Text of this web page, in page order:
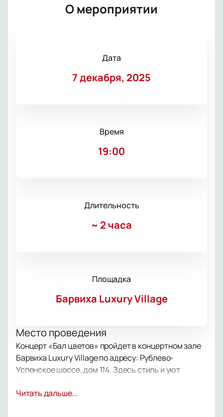
О мероприятии
Дата
7 декабря, 2025
Время
19:00
Длительность
~ 2 часа
Площадка
Барвиха Luxury Village
Место проведения
Концерт «Бал цветов» пройдет в концертном зале
Барвиха Luxury Village по адресу: Рублево-
Успенское шоссе, дом 114. Здесь стиль и уют
О концерте
Читать дальше...